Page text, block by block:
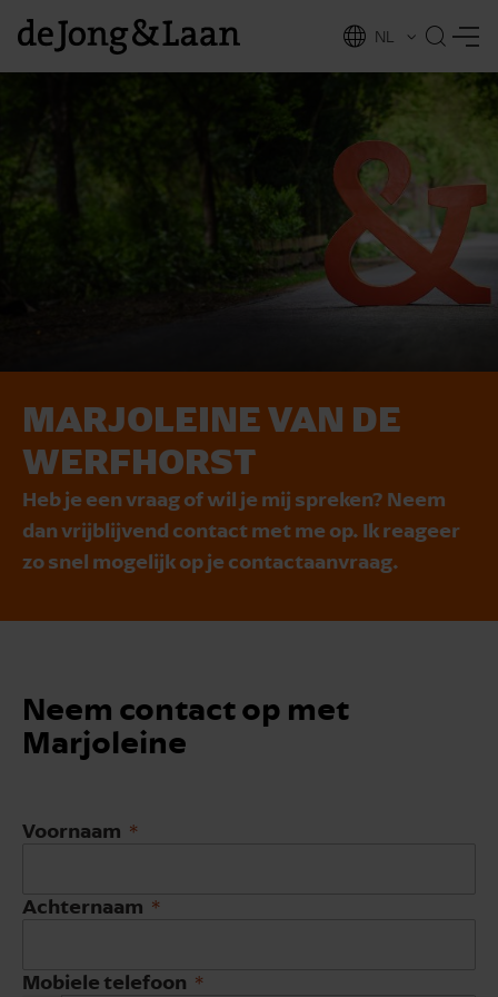
EN
NL
MARJOLEINE VAN DE
WERFHORST
Heb je een vraag of wil je mij spreken? Neem
dan vrijblijvend contact met me op. Ik reageer
zo snel mogelijk op je contactaanvraag.
Neem contact op met
Marjoleine
Voornaam
Achternaam
Mobiele telefoon